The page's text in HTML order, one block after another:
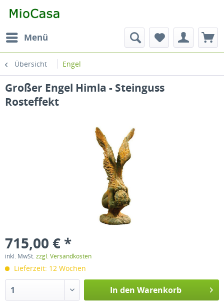
Menü
Übersicht Engel
Großer Engel Himla - Steinguss
Rosteffekt
715,00 € *
inkl. MwSt.zzgl. Versandkosten
Lieferzeit: 12 Wochen
In den Warenkorb